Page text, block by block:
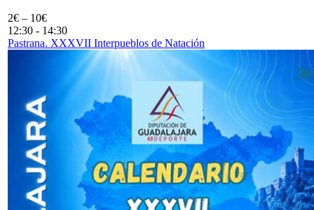
2€ – 10€
12:30 - 14:30
Pastrana. XXXVII Interpueblos de Natación